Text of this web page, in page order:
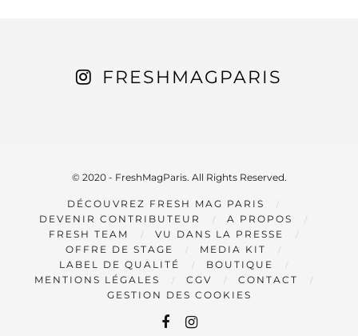
FRESHMAGPARIS
© 2020 - FreshMagParis. All Rights Reserved.
DÉCOUVREZ FRESH MAG PARIS
DEVENIR CONTRIBUTEUR
A PROPOS
FRESH TEAM
VU DANS LA PRESSE
OFFRE DE STAGE
MEDIA KIT
LABEL DE QUALITÉ
BOUTIQUE
MENTIONS LÉGALES
CGV
CONTACT
GESTION DES COOKIES